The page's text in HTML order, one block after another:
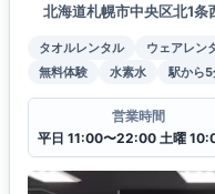
北海道札幌市中央区北1
タオルレンタル ウェアレン
無料体験
水素水 駅から
営業時間